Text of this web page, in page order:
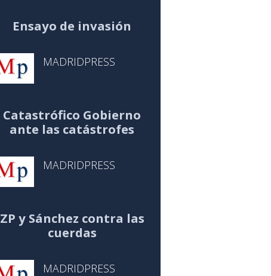
Ensayo de invasión
MADRIDPRESS
Catastrófico Gobierno
ante las catástrofes
MADRIDPRESS
ZP y Sánchez contra las
cuerdas
MADRIDPRESS